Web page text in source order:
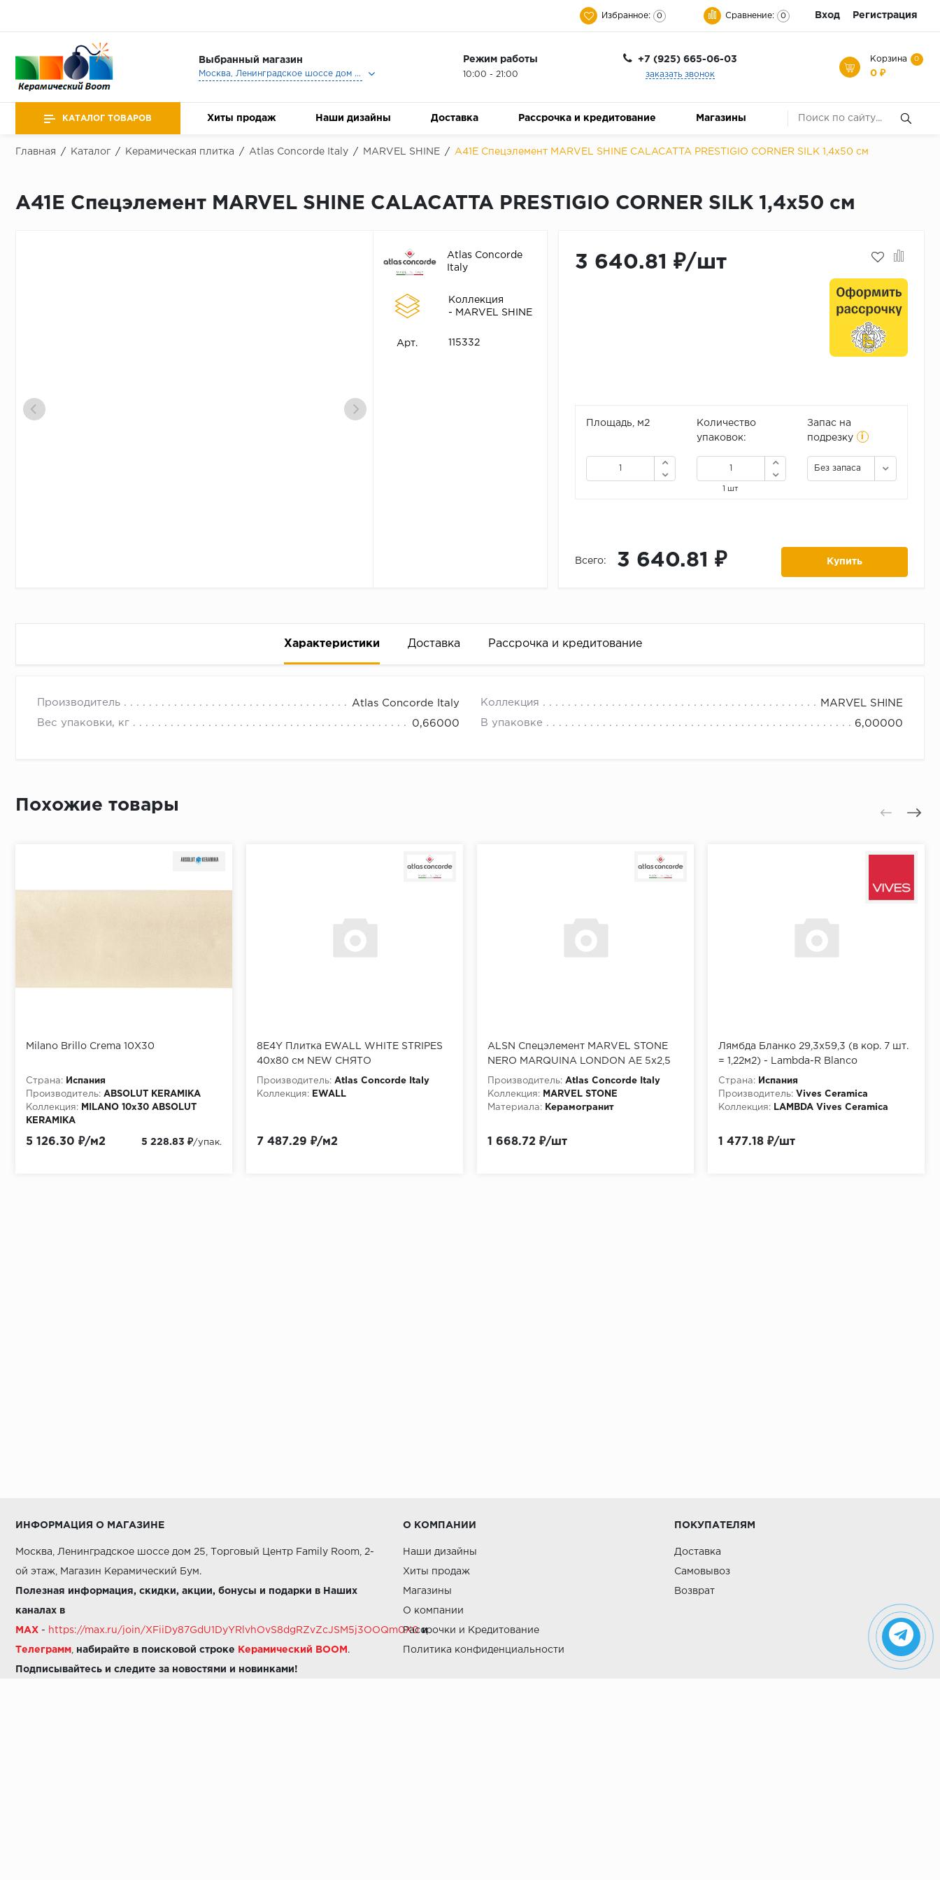
Избранное: 0 Сравнение: 0 Вход Регистрация
Выбранный магазин
Москва, Ленинградское шоссе дом 25, Торговый Центр Family Room, 2-ой этаж, Магазин Керамический Бум.
Режим работы
10:00 - 21:00
+7 (925) 665-06-03
заказать звонок
Корзина 0
0 ₽
КАТАЛОГ ТОВАРОВ Хиты продаж Наши дизайны Доставка Рассрочка и кредитование Магазины
Главная / Каталог / Керамическая плитка / Atlas Concorde Italy / MARVEL SHINE / A41E Спецэлемент MARVEL SHINE CALACATTA PRESTIGIO CORNER SILK 1,4x50 см
A41E Спецэлемент MARVEL SHINE CALACATTA PRESTIGIO CORNER SILK 1,4x50 см
Atlas Concorde
Italy
Коллекция
- MARVEL SHINE
Арт. 115332
3 640.81 ₽/шт
Площадь, м2
Количество
упаковок:
1 шт
Запас на
подрезку
i
Без запаса
Всего: 3 640.81 ₽ Купить
Характеристики Доставка Рассрочка и кредитование
Производитель Atlas Concorde Italy Коллекция MARVEL SHINE
Вес упаковки, кг 0,66000 В упаковке 6,00000
Высокая вероятность одобрения: до 95%
Похожие товары
Milano Brillo Crema 10X30
Страна:
Испания
Производитель: ABSOLUT KERAMIKA
Коллекция:
MILANO 10x30 ABSOLUT
KERAMIKA
5 126.30 ₽/м2 5 228.83 ₽/упак.
8E4Y Плитка EWALL WHITE STRIPES
40x80 см NEW СНЯТО
Производитель: Atlas Concorde Italy
Коллекция:
EWALL
7 487.29 ₽/м2
ALSN Спецэлемент MARVEL STONE
NERO MARQUINA LONDON AE 5x2,5
см
Производитель: Atlas Concorde Italy
Коллекция:
MARVEL STONE
Материала:
Керамогранит
1 668.72 ₽/шт
Лямбда Бланко 29,3x59,3 (в кор. 7 шт.
= 1,22м2) - Lambda-R Blanco
Страна:
Испания
Производитель: Vives Ceramica
Коллекция:
LAMBDA Vives Ceramica
1 477.18 ₽/шт
ИНФОРМАЦИЯ О МАГАЗИНЕ
Москва, Ленинградское шоссе дом 25, Торговый Центр Family Room, 2-
ой этаж, Магазин Керамический Бум.
Полезная информация, скидки, акции, бонусы и подарки в Наших
каналах в
MAX - https://max.ru/join/XFiiDy87GdU1DyYRlvhOvS8dgRZvZcJSM5j3OOQm0X0 и
Телеграмм набирайте в поисковой строке Керамический BOOM .
Подписывайтесь и следите за новостями и новинками!
О КОМПАНИИ
Наши дизайны
Хиты продаж
Магазины
О компании
Рассрочки и Кредитование
Политика конфиденциальности
ПОКУПАТЕЛЯМ
Доставка
Самовывоз
Возврат